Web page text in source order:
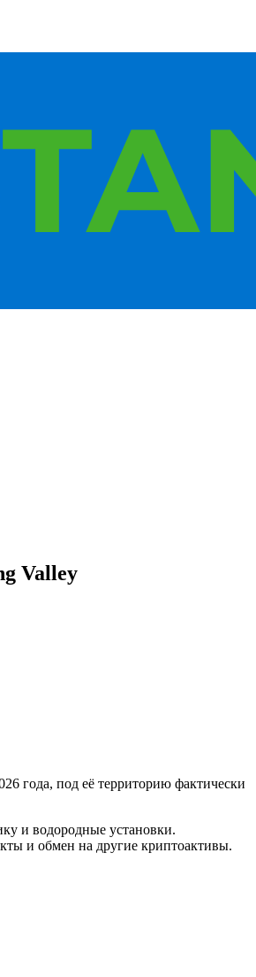
Valley
года, под её территорию фактически
и водородные установки.
и обмен на другие криптоактивы.